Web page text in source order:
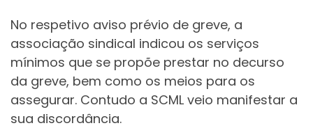
No respetivo aviso prévio de greve, a
associação sindical indicou os serviços
mínimos que se propõe prestar no decurso
da greve, bem como os meios para os
assegurar. Contudo a SCML veio manifestar a
sua discordância.